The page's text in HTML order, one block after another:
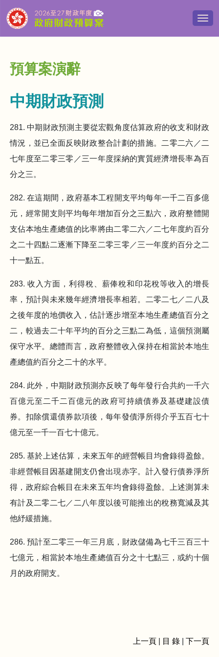
切
預算案演辭
中期財政預測
281. 中期財政預測主要從宏觀角度估算政府的收支和財政
情況，並已全面反映財政整合計劃的措施。二零二六／二
七年度至二零三零／三一年度採納的實質經濟增長率為百
分之三。
282. 在這期間，政府基本工程開支平均每年一千二百多億
元，經常開支則平均每年增加百分之三點六，政府整體開
支佔本地生產總值的比率將由二零二六／二七年度約百分
之二十四點二逐漸下降至二零三零／三一年度約百分之二
十一點五。
283. 收入方面，利得稅、薪俸稅和印花稅等收入的增長
率，預計與未來幾年經濟增長率相若。二零二七／二八及
之後年度的地價收入，估計逐步增至本地生產總值百分之
二，較過去二十年平均的百分之三點二為低，這個預測屬
保守水平。總體而言，政府整體收入保持在相當於本地生
產總值約百分之二十的水平。
284. 此外，中期財政預測亦反映了每年發行合共約一千六
百億元至二千二百億元的政府可持續債券及基礎建設債
券。扣除償還債券款項後，每年發債淨所得介乎五百七十
億元至一千一百七十億元。
285. 基於上述估算，未來五年的經營帳目均會錄得盈餘。
非經營帳目因基建開支仍會出現赤字。計入發行債券淨所
得，政府綜合帳目在未來五年均會錄得盈餘。上述測算未
有計及二零二七／二八年度以後可能推出的稅務寬減及其
他紓緩措施。
286. 預計至二零三一年三月底，財政儲備為七千三百三十
七億元，相當於本地生產總值百分之十七點三，或約十個
月的政府開支。
上一頁 目 錄 下一頁